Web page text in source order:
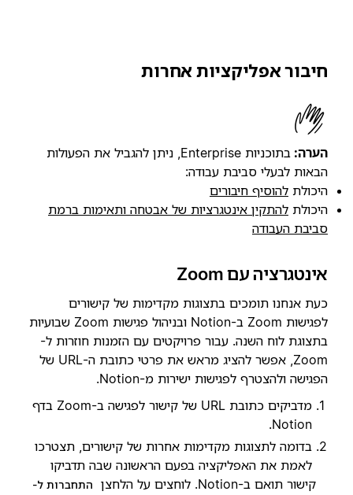
חיבור אפליקציות אחרות
הערה:
בתוכניות Enterprise, ניתן להגביל את הפעולות
הבאות לבעלי סביבת עבודה:
היכולת להוסיף חיבורים
היכולת להתקין אינטגרציות של אבטחה ותאימות ברמת
סביבת העבודה
אינטגרציה עם Zoom
כעת אנחנו תומכים בתצוגות מקדימות של קישורים
לפגישות Zoom ב-Notion ובניהול פגישות Zoom שבועיות
בתצוגת לוח השנה. עבור פרויקטים עם הזמנות חוזרות ל-
Zoom, אפשר להציג מראש את פרטי כתובת ה-URL של
הפגישה ולהצטרף לפגישות ישירות מ-Notion.
מדביקים כתובת URL של קישור לפגישה ב-Zoom בדף
Notion.
בדומה לתצוגות מקדימות אחרות של קישורים, תצטרכו
לאמת את האפליקציה בפעם הראשונה שבה תדביקו
קישור תואם ב-Notion. לוחצים על הלחצן
התחברות ל-